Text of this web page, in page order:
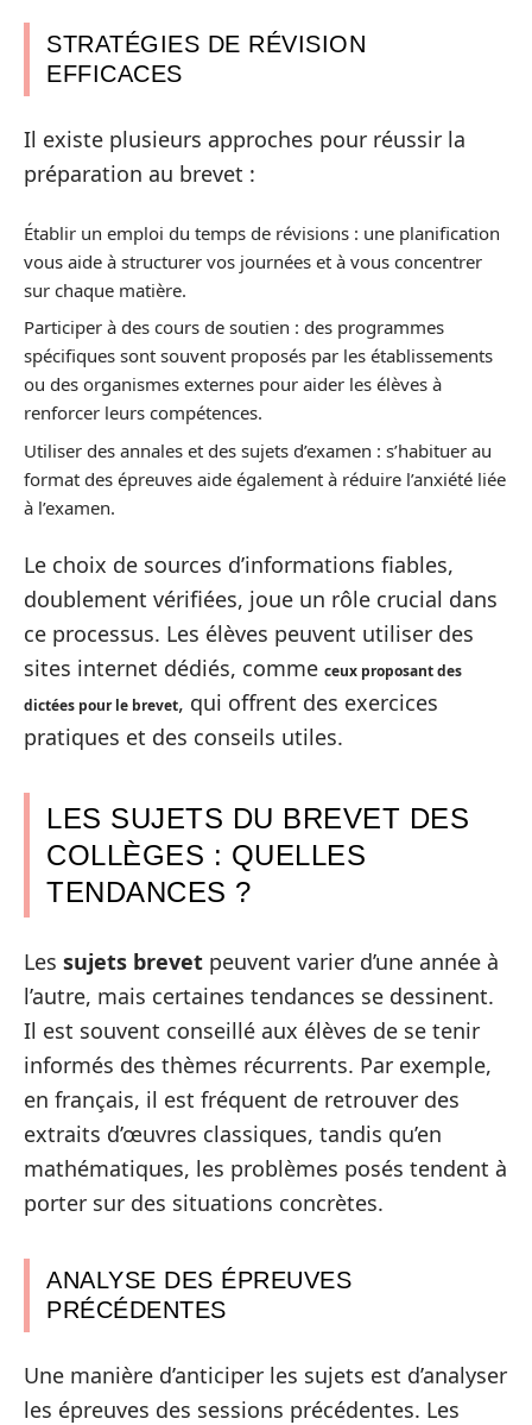
STRATÉGIES DE RÉVISION
EFFICACES
Il existe plusieurs approches pour réussir la
préparation au brevet :
Établir un emploi du temps de révisions : une planification
vous aide à structurer vos journées et à vous concentrer
sur chaque matière.
Participer à des cours de soutien : des programmes
spécifiques sont souvent proposés par les établissements
ou des organismes externes pour aider les élèves à
renforcer leurs compétences.
Utiliser des annales et des sujets d’examen : s’habituer au
format des épreuves aide également à réduire l’anxiété liée
à l’examen.
Le choix de sources d’informations fiables,
doublement vérifiées, joue un rôle crucial dans
ce processus. Les élèves peuvent utiliser des
sites internet dédiés, comme ceux proposant des
dictées pour le brevet, qui offrent des exercices
pratiques et des conseils utiles.
LES SUJETS DU BREVET DES
COLLÈGES : QUELLES
TENDANCES ?
Les sujets brevet peuvent varier d’une année à
l’autre, mais certaines tendances se dessinent.
Il est souvent conseillé aux élèves de se tenir
informés des thèmes récurrents. Par exemple,
en français, il est fréquent de retrouver des
extraits d’œuvres classiques, tandis qu’en
mathématiques, les problèmes posés tendent à
porter sur des situations concrètes.
ANALYSE DES ÉPREUVES
PRÉCÉDENTES
Une manière d’anticiper les sujets est d’analyser
les épreuves des sessions précédentes. Les